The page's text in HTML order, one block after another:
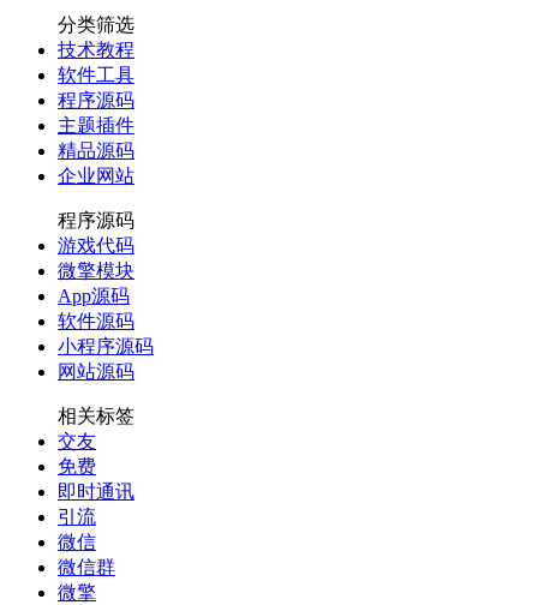
分类筛选
技术教程
软件工具
程序源码
主题插件
精品源码
企业网站
程序源码
游戏代码
微擎模块
App源码
软件源码
小程序源码
网站源码
相关标签
交友
免费
即时通讯
引流
微信
微信群
微擎